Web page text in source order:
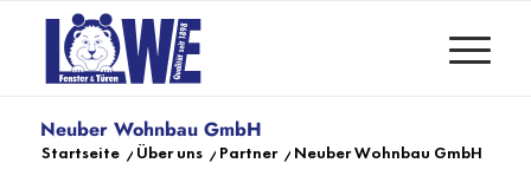
Neuber Wohnbau GmbH
Startseite / Über uns / Partner / Neuber Wohnbau GmbH